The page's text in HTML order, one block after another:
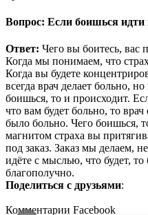
Вопрос: Если боишься идти
Ответ: Чего вы боитесь, вас
Когда мы понимаем, что
Когда вы будете
всегда врач делает больно,
боишься, то и происходит.
что вам будет больно, то врач
было больно. Чего боишься,
магнитом страха вы
под заказ. Заказ мы делаем,
идёте с мыслью, что будет, то
благополучно.
Поделиться с друзьями:
Комментарии Facebook